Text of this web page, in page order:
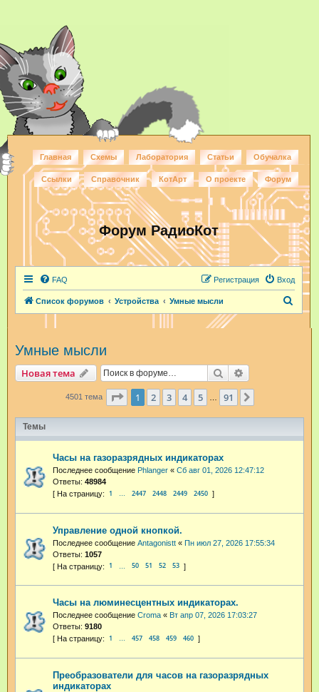
Главная Схемы Лаборатория Статьи Обучалка
Ссылки Справочник КотАрт О проекте Форум
Форум РадиоКот
FAQ Вход
Регистрация
Список форумов Устройства Умные мысли
Умные мысли
Новая тема Поиск
4501 тема Страница из 91
1 2 3 4 5 91
Темы
Часы на газоразрядных индикаторах
Последнее сообщение Phlanger « Сб авг 01, 2026 12:47:12
Ответы: 48984
1 … 2447 2448 2449 2450
Управление одной кнопкой.
Последнее сообщение Antagonistt « Пн июл 27, 2026 17:55:34
Ответы: 1057
1 50 51 52 53
Часы на люминесцентных индикаторах.
Последнее сообщение Croma « Вт апр 07, 2026 17:03:27
Ответы: 9180
1 … 457 458 459 460
Преобразователи для часов на газоразрядных
индикаторах